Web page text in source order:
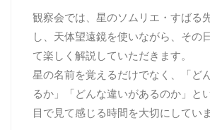
観察会では、星のソムリエ・すばる
し、天体望遠鏡を使いながら、その
て楽しく解説していただきます。
星の名前を覚えるだけでなく、「ど
るか」「どんな違いがあるのか」と
目で見て感じる時間を大切にしていま